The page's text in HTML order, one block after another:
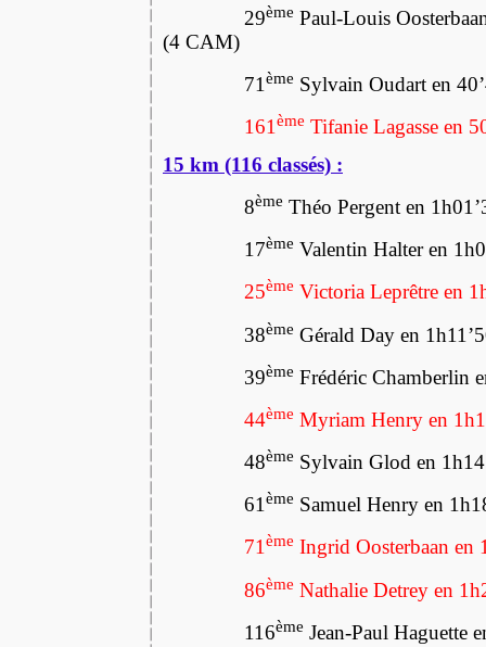
29ème Paul-Louis
(4 CAM)
71 ème Sylvain Oudart en
161 ème Tifanie Lagasse en
15 km (116 classés) :
8ème Théo Pergent en
17ème Valentin Halter en
25ème Victoria Leprêtre en
38ème Gérald Day en
39ème Frédéric Chamberlin
44ème Myriam Henry en
48ème Sylvain Glod en
61ème Samuel Henry en
71ème Ingrid Oosterbaan en
86ème Nathalie Detrey en
116ème Jean-Paul Haguette